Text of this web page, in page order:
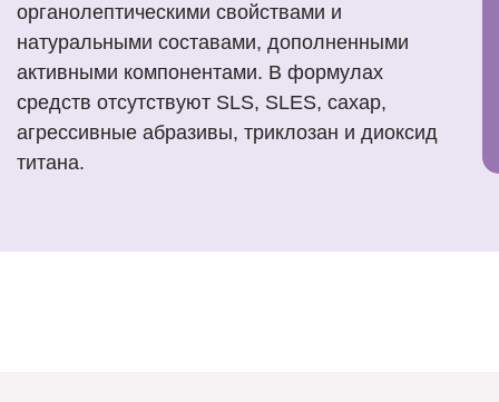
органолептическими свойствами и
натуральными составами, дополненными
активными компонентами. В формулах
средств отсутствуют SLS, SLES, сахар,
агрессивные абразивы, триклозан и диоксид
титана.